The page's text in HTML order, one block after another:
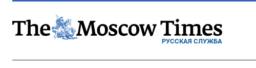
РУССКАЯ СЛУЖБА